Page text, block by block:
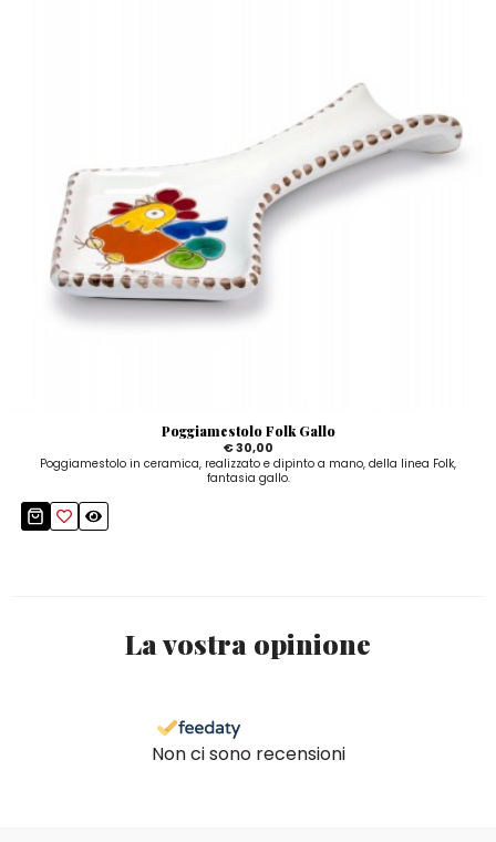
Poggiamestolo Folk Gallo
€ 30,00
Poggiamestolo in ceramica, realizzato e dipinto a mano, della linea Folk,
fantasia gallo.
La vostra opinione
Non ci sono recensioni